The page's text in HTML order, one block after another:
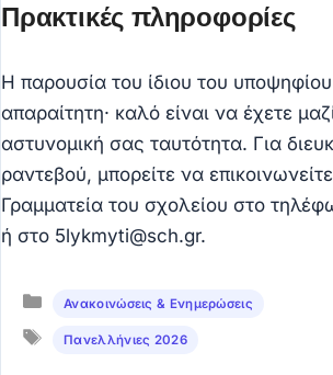
Πρακτικές πληροφορίες
Η παρουσία του ίδιου του υποψηφίου
απαραίτητη· καλό είναι να έχετε
αστυνομική σας ταυτότητα. Για
ραντεβού, μπορείτε να
Γραμματεία του σχολείου στο
ή στο 5lykmyti@sch.gr.
Κατηγορίες
Ανακοινώσεις & Ενημερώσεις
Ετικέτες
Πανελλήνιες 2026